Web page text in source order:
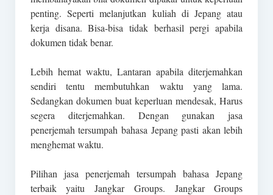
penting. Seperti melanjutkan kuliah di Jepang atau
kerja disana. Bisa-bisa tidak berhasil pergi apabila
dokumen tidak benar.
Lebih hemat waktu, Lantaran apabila diterjemahkan
sendiri tentu membutuhkan waktu yang lama.
Sedangkan dokumen buat keperluan mendesak, Harus
segera diterjemahkan. Dengan gunakan jasa
penerjemah tersumpah bahasa Jepang pasti akan lebih
menghemat waktu.
Pilihan jasa penerjemah tersumpah bahasa Jepang
terbaik yaitu Jangkar Groups. Jangkar Groups